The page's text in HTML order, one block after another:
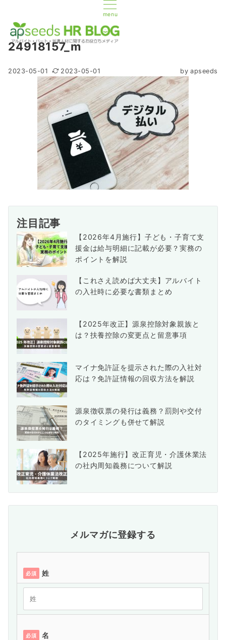
menu
24918157_m
2023-05-01 2023-05-01 by apseeds
注目記事
【2026年4月施行】子ども・子育て支
援金は給与明細に記載が必要？実務の
ポイントを解説
【これさえ読めば大丈夫】アルバイト
の入社時に必要な書類まとめ
【2025年改正】源泉控除対象親族と
は？扶養控除の変更点と留意事項
マイナ免許証を提示された際の入社対
応は？免許証情報の回収方法を解説
源泉徴収票の発行は義務？罰則や交付
のタイミングも併せて解説
【2025年施行】改正育児・介護休業法
の社内周知義務について解説
メルマガに登録する
必須 姓
必須 名